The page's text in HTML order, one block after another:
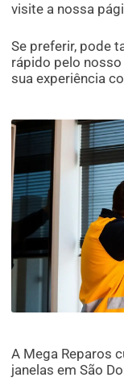
visite a nossa
Se preferir, pode
rápido pelo
sua experiência
A Mega Reparos
janelas em São